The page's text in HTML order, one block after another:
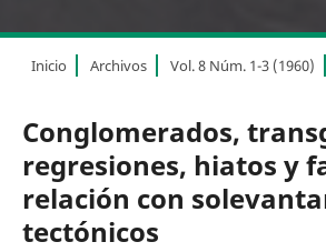
Inicio Archivos Vol. 8 Núm. 1-3 (1960)
Conglomerados,
regresiones, hiatos y
relación con
tectónicos